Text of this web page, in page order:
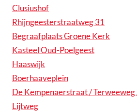
Clusiushof
Rhijngeesterstraatweg 31
Begraafplaats Groene Kerk
Kasteel Oud-Poelgeest
Haaswijk
Boerhaaveplein
De Kempenaerstraat /
Lijtweg